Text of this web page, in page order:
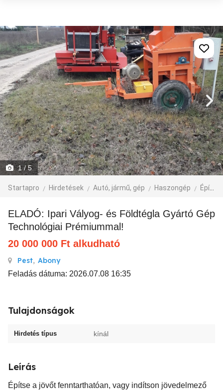
1/ 5
Startapro Hirdetések Autó, jármű, gép Haszongép Építőipari gép
ELADÓ: Ipari Vályog- és Földtégla Gyártó Gép
Technológiai Prémiummal!
20 000 000 Ft alkudható
Pest, Abony
Feladás dátuma: 2026.07.08 16:35
Tulajdonságok
Hirdetés típus kínál
Leírás
Építse a jövőt fenntarthatóan, vagy indítson jövedelmező